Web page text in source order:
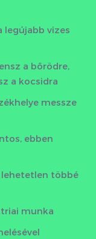
vizes
a bőrödre,
a kocsidra
messze
ebben
lehetetlen többé
munka